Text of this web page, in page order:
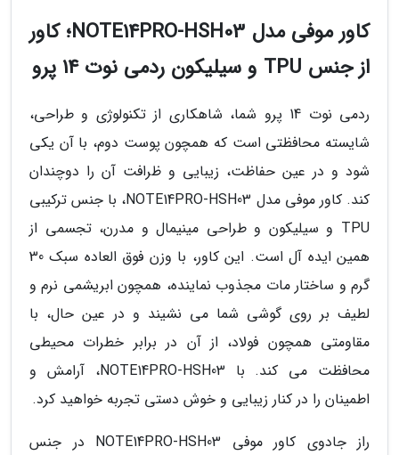
کاور موفی مدل NOTE14PRO-HSH03؛ کاور
از جنس TPU و سیلیکون ردمی نوت 14 پرو
ردمی نوت 14 پرو شما، شاهکاری از تکنولوژی و طراحی،
شایسته محافظتی است که همچون پوست دوم، با آن یکی
شود و در عین حفاظت، زیبایی و ظرافت آن را دوچندان
کند. کاور موفی مدل NOTE14PRO-HSH03، با جنس ترکیبی
TPU و سیلیکون و طراحی مینیمال و مدرن، تجسمی از
همین ایده آل است. این کاور، با وزن فوق العاده سبک 30
گرم و ساختار مات مجذوب نماینده، همچون ابریشمی نرم و
لطیف بر روی گوشی شما می نشیند و در عین حال، با
مقاومتی همچون فولاد، از آن در برابر خطرات محیطی
محافظت می کند. با NOTE14PRO-HSH03، آرامش و
اطمینان را در کنار زیبایی و خوش دستی تجربه خواهید کرد.
راز جادوی کاور موفی NOTE14PRO-HSH03 در جنس